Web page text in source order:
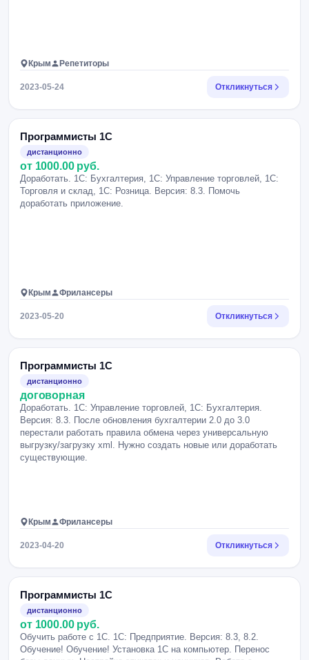
Крым Репетиторы
2023-05-24 Откликнуться
Программисты 1С
дистанционно
от 1000.00 руб.
Доработать. 1С: Бухгалтерия, 1С: Управление торговлей, 1С:
Торговля и склад, 1С: Розница. Версия: 8.3. Помочь
доработать приложение.
Крым Фрилансеры
2023-05-20 Откликнуться
Программисты 1С
дистанционно
договорная
Доработать. 1С: Управление торговлей, 1С: Бухгалтерия.
Версия: 8.3. После обновления бухгалтерии 2.0 до 3.0
перестали работать правила обмена через универсальную
выгрузку/загрузку xml. Нужно создать новые или доработать
существующие.
Крым Фрилансеры
2023-04-20 Откликнуться
Программисты 1С
дистанционно
от 1000.00 руб.
Обучить работе с 1С. 1С: Предприятие. Версия: 8.3, 8.2.
Обучение! Обучение! Установка 1С на компьютер. Перенос